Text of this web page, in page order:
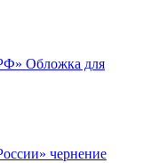
Обложка для